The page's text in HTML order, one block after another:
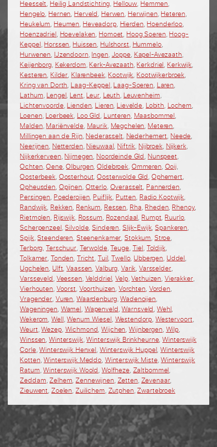
Heesselt Heilig Landstichting ,Hellouw Hemmen
Hengelo ,Hernen ,Herveld Herwen Herwijnen ,Heteren
Heukelum Heumen Heveadorp Hierden ,Hoenderloo
Hoenzadriel Hoevelaken ,Homoet ,Hoog Soeren ,Hoog-
Keppel ,Horssen ,Huissen Hulshorst Hummelo
Hurwenen IJzendoorn ,Ingen Joppe Kapel-Avezaath
Keijenborg Kekerdom ,Kerk-Avezaath ,Kerkdriel ,Kerkwijk
Kesteren Kilder Klarenbeek ,Kootwijk ,Kootwijkerbroek
Kring van Dorth ,Laag-Keppel ,Laag-Soeren Laren
Lathum ,Lengel ,Lent ,Leur Leuth Leuvenheim
Lichtenvoorde ,Lienden ,Lieren ,Lievelde Lobith Lochem
Loenen ,Loerbeek Loo Gld Lunteren Maasbommel
Malden ,Mariënvelde Maurik Megchelen ,Meteren
Millingen aan de Rijn ,Nederasselt Nederhemert Neede
Neerijnen Netterden ,Nieuwaal ,Niftrik Nijbroek Nijkerk
Nijkerkerveen ,Nijmegen ,Noordeinde Gld Nunspeet
Ochten ,Oene ,Olburgen ,Oldebroek Ommeren Ooij
Oosterbeek Oosterhout ,Oosterwolde Gld Ophemert
Opheusden Opijnen Otterlo Overasselt Pannerden
Persingen Poederoijen ,Puiflijk Putten Radio Kootwijk
Randwijk Rekken Renkum Ressen Rha ,Rheden ,Rhenoy
Rietmolen Rijswijk Rossum Rozendaal ,Rumpt ,Ruurlo
Scherpenzeel ,Silvolde ,Sinderen Slijk-Ewijk ,Spankeren
Spijk ,Steenderen Steenenkamer ,Stokkum Stroe
Terborg ,Terschuur Terwolde ,Teuge Tiel Toldijk
Tolkamer Tonden Tricht Tuil ,Twello ,Ubbergen Uddel
Ugchelen Ulft ,Vaassen ,Valburg Varik ,Varsselder
Varsseveld Veessen Velddriel ,Velp ,Vethuizen Vierakker
Vierhouten Voorst Voorthuizen ,Vorchten Vorden
Vragender Vuren Waardenburg ,Wadenoijen
Wageningen Wamel Wapenveld ,Warnsveld Wehl
Wekerom ,Well ,Wenum Wiesel Westendorp Westervoort
Weurt ,Wezep Wichmond ,Wijchen ,Wijnbergen Wilp
Winssen ,Winterswijk ,Winterswijk Brinkheurne ,Winterswijk
Corle ,Winterswijk Henxel Winterswijk Huppel ,Winterswijk
Kotten ,Winterswijk Meddo Winterswijk Miste ,Winterswijk
Ratum ,Winterswijk Woold Wolfheze Zaltbommel
Zeddam ,Zelhem ,Zennewijnen Zetten Zevenaar
Zieuwent Zoelen Zuilichem Zutphen ,Zwartebroek